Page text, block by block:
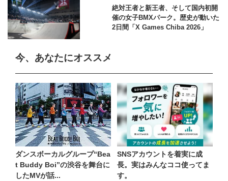
絶対王者と新王者、そして国内初開
催の女子BMXパーク。歴史が動いた
2日間「X Games Chiba 2026」
今、あなたにオススメ
ダンスボーカルグループ“Bea
t Buddy Boi”の渋谷を舞台に
したMVが話...
SNSアカウントを着実に成
長。実はみんなココ使ってま
す。